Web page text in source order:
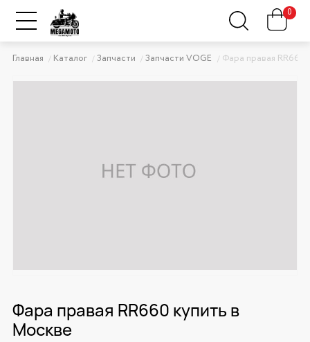
0
Главная Каталог Запчасти Запчасти VOGE Фара правая RR660
Фара правая RR660 купить в
Москве